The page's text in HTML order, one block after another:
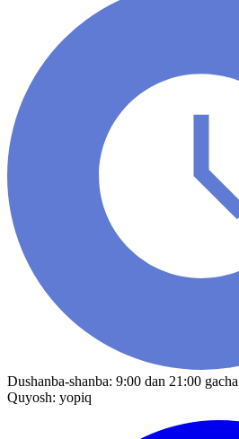
Dushanba-shanba: 9:00 dan 21:00 gacha
Quyosh: yopiq